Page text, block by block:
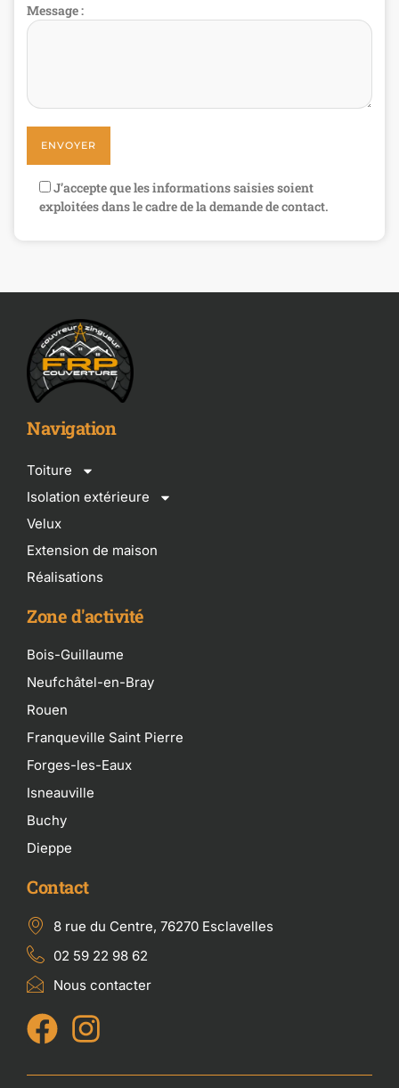
Message :
J’accepte que les informations saisies soient
exploitées dans le cadre de la demande de contact.
Navigation
Toiture
Isolation extérieure
Velux
Extension de maison
Réalisations
Zone d'activité
Bois-Guillaume
Neufchâtel-en-Bray
Rouen
Franqueville Saint Pierre
Forges-les-Eaux
Isneauville
Buchy
Dieppe
Contact
8 rue du Centre, 76270 Esclavelles
02 59 22 98 62
Nous contacter